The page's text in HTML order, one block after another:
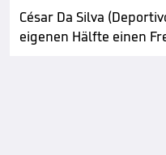
César Da Silva
eigenen Hälfte einen